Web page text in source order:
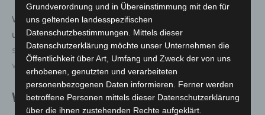
Weitere Informationen zu den COVID-Schutzimpfungen
und dem Corona-Virus finden Sie unterwww.impfen-
schuetzen-testen.desowie unter
www.niedersachsen.de/coronavirus.
Wissenswert
Grundverordnung und in Übereinstimmung mit den für
uns geltenden landesspezifischen
Datenschutzbestimmungen. Mittels dieser
Datenschutzerklärung möchte unser Unternehmen die
Öffentlichkeit über Art, Umfang und Zweck der von uns
erhobenen, genutzten und verarbeiteten
personenbezogenen Daten informieren. Ferner werden
betroffene Personen mittels dieser Datenschutzerklärung
über die ihnen zustehenden Rechte aufgeklärt.